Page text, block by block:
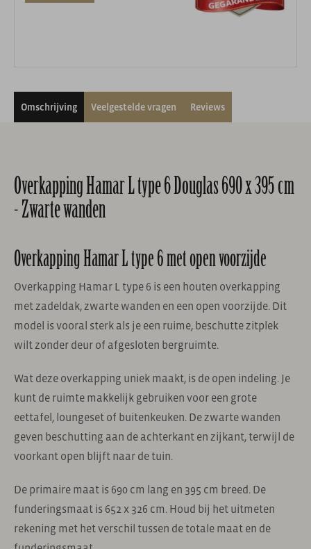
Omschrijving Veelgestelde vragen Reviews
Overkapping Hamar L type 6 Douglas 690 x 395 cm
- Zwarte wanden
Overkapping Hamar L type 6 met open voorzijde
Overkapping Hamar L type 6 is een houten overkapping
met zadeldak, zwarte wanden en een open voorzijde. Dit
model is vooral sterk als je een ruime, beschutte zitplek
wilt zonder deur of afgesloten bergruimte.
Wat deze overkapping uniek maakt, is de open indeling. Je
kunt de ruimte makkelijk gebruiken voor een grote
eettafel, loungeset of buitenkeuken. De zwarte wanden
geven beschutting aan de achterkant en zijkant, terwijl de
voorkant open blijft naar de tuin.
De primaire maat is 690 cm lang en 395 cm breed. De
funderingsmaat is 652 x 326 cm. Houd bij het uitmeten
rekening met het verschil tussen de totale maat en de